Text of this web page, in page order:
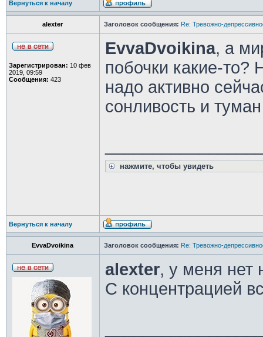
Вернуться к началу
alexter Заголовок сообщения: Re: Тревожно-
Зарегистрирован: 10 фев
2019, 09:59
Сообщения: 423
EvvaDvoikina, а
побочки какие-то?
надо активно
сонливость и туман
нажмите, чтобы увидеть
Вернуться к началу
EvvaDvoikina Заголовок сообщения: Re: Тревожно-
alexter, у меня нет
С концентрацией